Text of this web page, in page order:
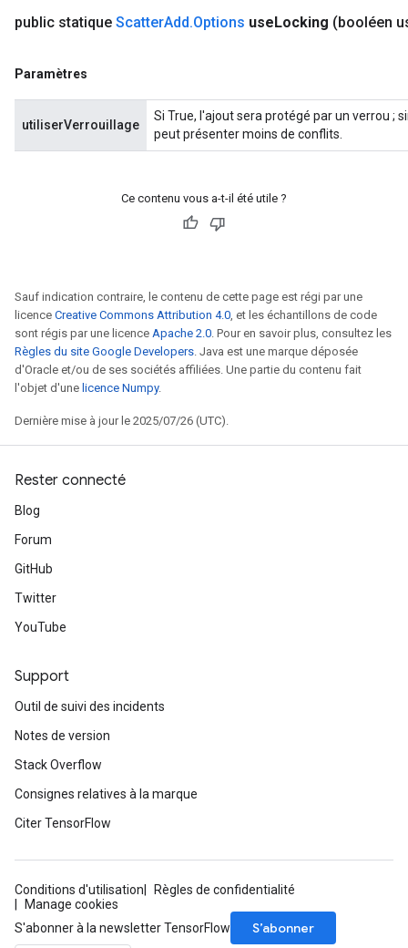
public statique ScatterAdd.Options use Locking (booléen
Paramètres
utiliserVerrouillage
Si True, l'ajout sera protégé par un verrou ;
peut présenter moins de conflits.
Ce contenu vous a-t-il été utile ?
Sauf indication contraire, le contenu de cette page est régi par une
licence Creative Commons Attribution 4.0, et les échantillons de code
sont régis par une licence Apache 2.0. Pour en savoir plus, consultez les
Règles du site Google Developers. Java est une marque déposée
d'Oracle et/ou de ses sociétés affiliées. Une partie du contenu fait
l'objet d'une licence Numpy.
Dernière mise à jour le 2025/07/26 (UTC).
Rester connecté
Blog
Forum
GitHub
Twitter
YouTube
Support
Outil de suivi des incidents
Notes de version
Stack Overflow
Consignes relatives à la marque
Citer TensorFlow
Conditions d'utilisation
Règles de confidentialité
Manage cookies
S'abonner à la newsletter TensorFlow
S’abonner